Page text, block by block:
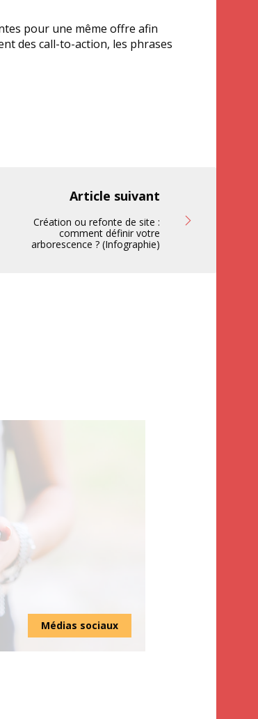
pour une même offre afin
des call-to-action, les phrases
Article suivant
Création ou refonte de site :
comment définir votre
arborescence ? (Infographie)
Médias sociaux